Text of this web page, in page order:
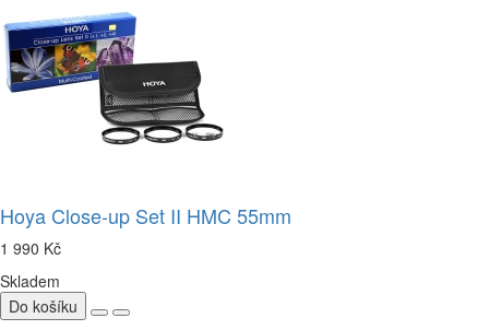
Hoya Close-up Set II HMC 55mm
1 990 Kč
Skladem
Do košíku